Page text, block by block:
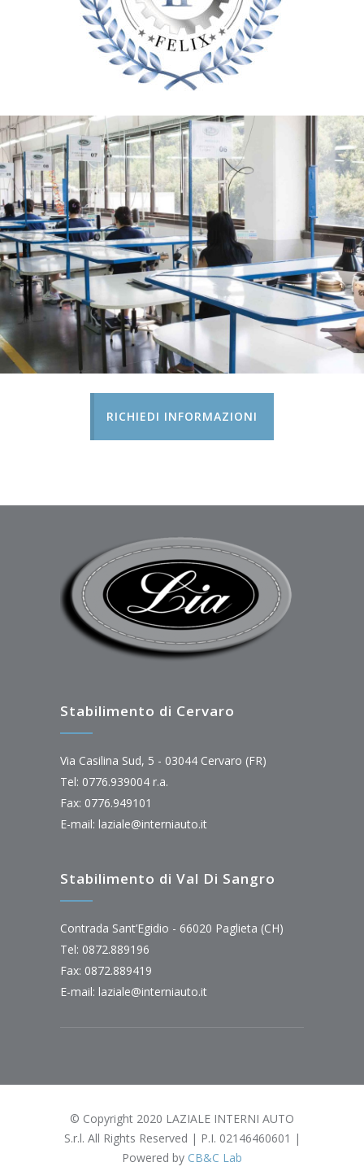
RICHIEDI INFORMAZIONI
Stabilimento di Cervaro
Via Casilina Sud, 5 - 03044 Cervaro (FR)
Tel: 0776.939004 r.a.
Fax: 0776.949101
E-mail: laziale@interniauto.it
Stabilimento di Val Di Sangro
Contrada Sant’Egidio - 66020 Paglieta (CH)
Tel: 0872.889196
Fax: 0872.889419
E-mail: laziale@interniauto.it
© Copyright 2020 LAZIALE INTERNI AUTO
S.r.l. All Rights Reserved | P.I. 02146460601 |
Powered by CB&C Lab